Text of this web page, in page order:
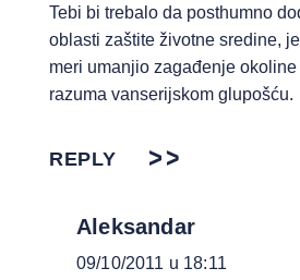
Tebi bi trebalo da posthumno
oblasti zaštite životne sredine,
meri umanjio zagađenje
razuma vanserijskom glupošću.
REPLY
Aleksandar
09/10/2011 u 18:11